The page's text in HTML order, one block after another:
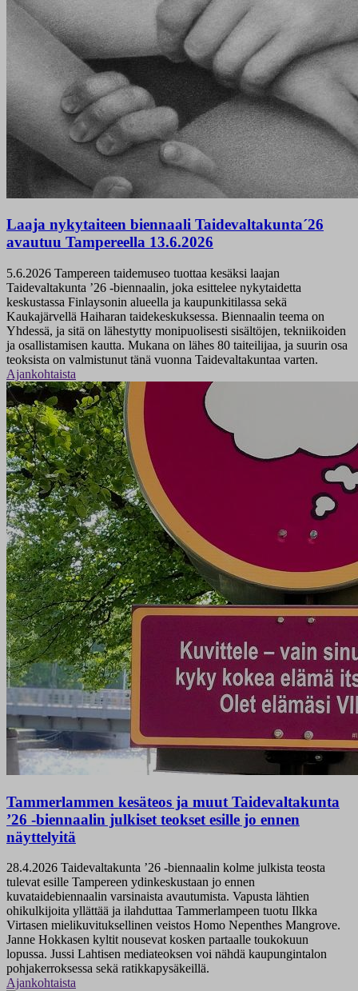
Laaja nykytaiteen biennaali Taidevaltakunta´26
avautuu Tampereella 13.6.2026
5.6.2026 Tampereen taidemuseo tuottaa kesäksi laajan
Taidevaltakunta ’26 -biennaalin, joka esittelee nykytaidetta
keskustassa Finlaysonin alueella ja kaupunkitilassa sekä
Kaukajärvellä Haiharan taidekeskuksessa. Biennaalin teema on
Yhdessä, ja sitä on lähestytty monipuolisesti sisältöjen, tekniikoiden
ja osallistamisen kautta. Mukana on lähes 80 taiteilijaa, ja suurin osa
teoksista on valmistunut tänä vuonna Taidevaltakuntaa varten.
Ajankohtaista
Tammerlammen kesäteos ja muut Taidevaltakunta
’26 -biennaalin julkiset teokset esille jo ennen
näyttelyitä
28.4.2026 Taidevaltakunta ’26 -biennaalin kolme julkista teosta
tulevat esille Tampereen ydinkeskustaan jo ennen
kuvataidebiennaalin varsinaista avautumista. Vapusta lähtien
ohikulkijoita yllättää ja ilahduttaa Tammerlampeen tuotu Ilkka
Virtasen mielikuvituksellinen veistos Homo Nepenthes Mangrove.
Janne Hokkasen kyltit nousevat kosken partaalle toukokuun
lopussa. Jussi Lahtisen mediateoksen voi nähdä kaupungintalon
pohjakerroksessa sekä ratikkapysäkeillä.
Ajankohtaista